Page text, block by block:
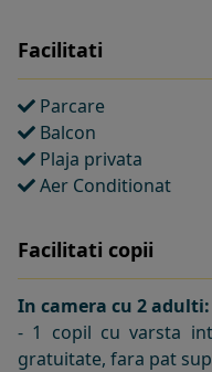
Facilitati
Parcare
Balcon
Plaja privata
Aer Conditionat
Facilitati copii
In camera cu 2 adulti:
- 1 copil cu varsta
gratuitate, fara pat